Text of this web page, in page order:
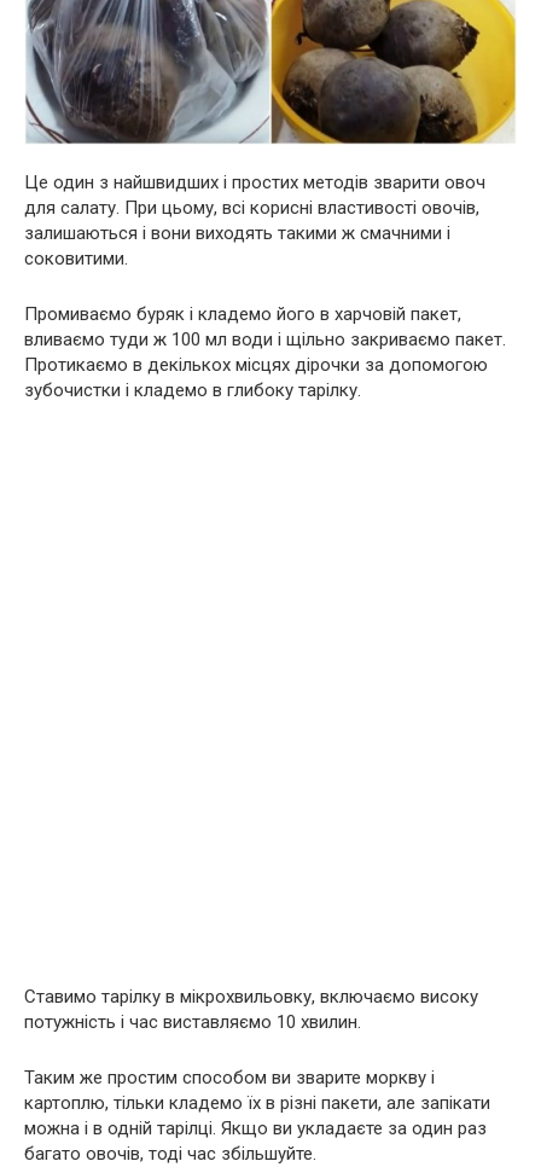
Це один з найшвидших і простих методів зварити овоч
для салату. При цьому, всі корисні властивості овочів,
залишаються і вони виходять такими ж смачними і
соковитими.
Промиваємо буряк і кладемо його в харчовій пакет,
вливаємо туди ж 100 мл води і щільно закриваємо пакет.
Протикаємо в декількох місцях дірочки за допомогою
зубочистки і кладемо в глибоку тарілку.
Ставимо тарілку в мікрохвильовку, включаємо високу
потужність і час виставляємо 10 хвилин.
Таким же простим способом ви зварите моркву і
картоплю, тільки кладемо їх в різні пакети, але запікати
можна і в одній тарілці. Якщо ви укладаєте за один раз
багато овочів, тоді час збільшуйте.